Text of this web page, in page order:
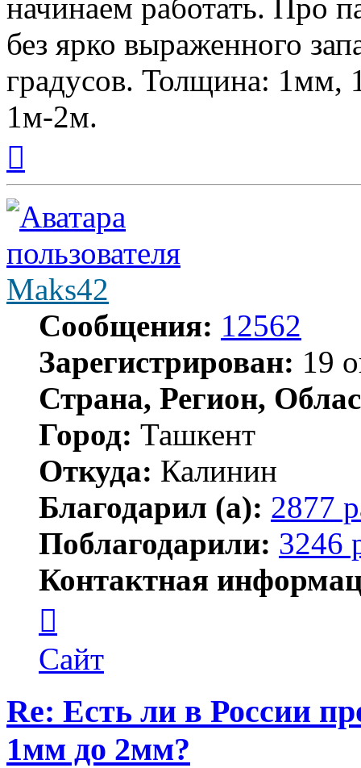
начинаем работать. Про
без ярко выраженного
градусов. Толщина:
1м-2м.
началу
Maks42
Сообщения: 12562
Зарегистрирован: 19
Страна, Регион,
Город: Ташкент
Откуда: Калинин
Благодарил (а): 2877
Поблагодарили: 3246
Контактная
пользователя
Maks42
Сайт
Re: Есть ли в России
1мм до 2мм?